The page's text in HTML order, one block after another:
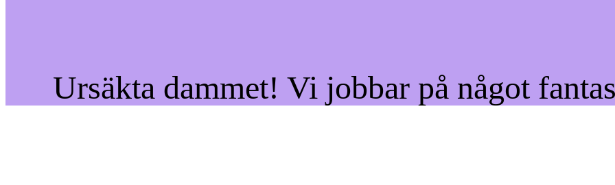
Ursäkta dammet! Vi jobbar på något